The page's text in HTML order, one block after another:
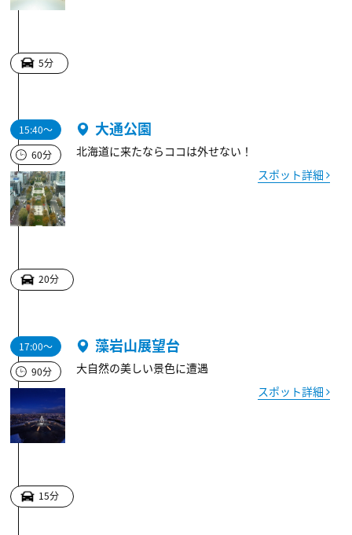
5分
15:40～
60分
大通公園
北海道に来たならココは外せない！
スポット詳細
20分
17:00～
90分
藻岩山展望台
大自然の美しい景色に遭遇
スポット詳細
15分